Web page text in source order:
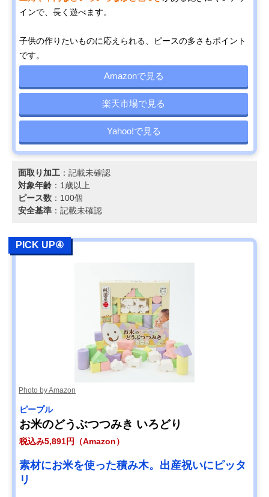
インで、長く遊べます。
子供の作りたいものに応えられる、ピースの多さもポイント
です。
Amazonで見る
楽天市場で見る
Yahoo!で見る
面取り加工 ：記載未確認
対象年齢 ：1歳以上
ピース数 ：100個
安全基準 ：記載未確認
PICK UP④
Photo by Amazon
ピープル
お米のどうぶつつみき いろどり
税込み5,891円（Amazon）
素材にお米を使った積み木。出産祝いにピッタ
リ